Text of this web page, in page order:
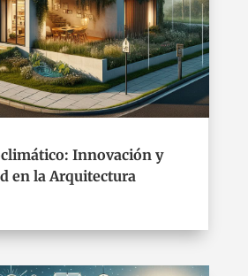
Innovación y
en la Arquitectura